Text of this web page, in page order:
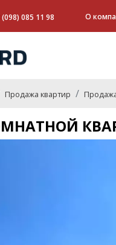
(098) 085 11 98 О
Продажа квартир